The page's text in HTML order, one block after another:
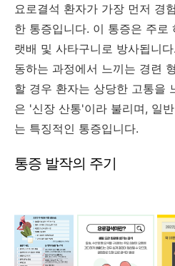
요로결석 환자가 가장 먼저 경
한 통증입니다. 이 통증은 주로
랫배 및 사타구니로 방사됩니
동하는 과정에서 느끼는 경련
할 경우 환자는 상당한 고통을
은 '신장 산통'이라 불리며, 일
는 특징적인 통증입니다.
통증 발작의 주기